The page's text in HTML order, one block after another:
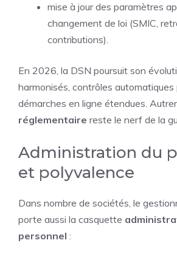
mise à jour des paramètres
changement de loi (SMIC,
contributions).
En 2026, la DSN poursuit son
harmonisés, contrôles automatiques
démarches en ligne étendues.
réglementaire reste le nerf de la
Administration du
et polyvalence
Dans nombre de sociétés, le
porte aussi la casquette
personnel :